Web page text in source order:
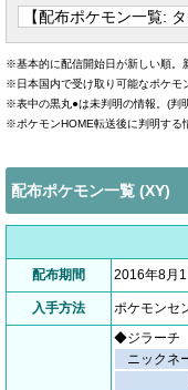
※基本的に配信開始日が新しい順。
※日本国内で受け取り可能なポケモ
※表中の黒丸●は未判明の情報。(判
※ポケモンHOME転送後に判明する
配布ポケモン一覧 (XY)
配布期間 2016年8月
入手方法 ポケモンセ
◆ジラーチ
ニックネ